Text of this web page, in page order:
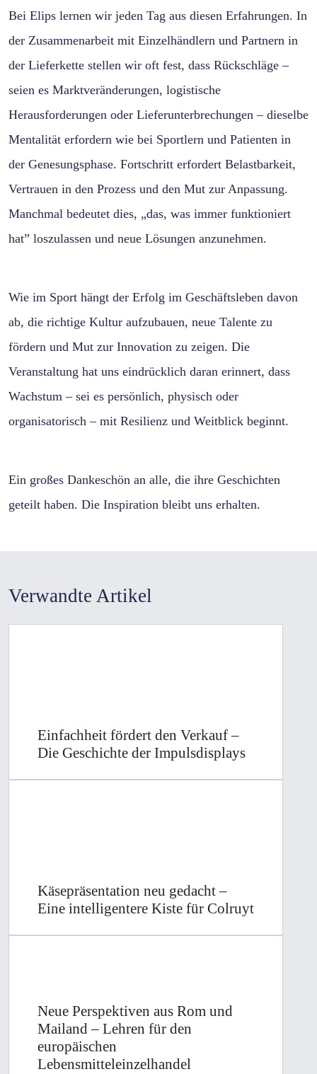
Bei Elips lernen wir jeden Tag aus diesen Erfahrungen. In
der Zusammenarbeit mit Einzelhändlern und Partnern in
der Lieferkette stellen wir oft fest, dass Rückschläge –
seien es Marktveränderungen, logistische
Herausforderungen oder Lieferunterbrechungen – dieselbe
Mentalität erfordern wie bei Sportlern und Patienten in
der Genesungsphase. Fortschritt erfordert Belastbarkeit,
Vertrauen in den Prozess und den Mut zur Anpassung.
Manchmal bedeutet dies, „das, was immer funktioniert
hat” loszulassen und neue Lösungen anzunehmen.
Wie im Sport hängt der Erfolg im Geschäftsleben davon
ab, die richtige Kultur aufzubauen, neue Talente zu
fördern und Mut zur Innovation zu zeigen. Die
Veranstaltung hat uns eindrücklich daran erinnert, dass
Wachstum – sei es persönlich, physisch oder
organisatorisch – mit Resilienz und Weitblick beginnt.
Ein großes Dankeschön an alle, die ihre Geschichten
geteilt haben. Die Inspiration bleibt uns erhalten.
Verwandte Artikel
Einfachheit fördert den Verkauf –
Die Geschichte der Impulsdisplays
Käsepräsentation neu gedacht –
Eine intelligentere Kiste für Colruyt
Neue Perspektiven aus Rom und
Mailand – Lehren für den
europäischen
Lebensmitteleinzelhandel